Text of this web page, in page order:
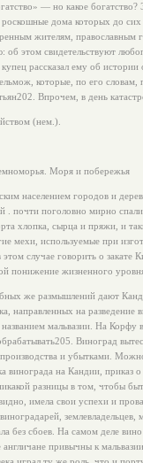
— но какое богатство?
дома которых до
жителям, православ­ным
этом свидетельствуют
расска­зал ему об
которые, по его
Впрочем, в день
(нем.).
Моря и побережья
населением городов и
. почти поголовно мирно
хлопка, сырца и пряжи, и
мехи, используемые при
случае говорить о закате
понижение жизненного
же размышлений дают
на­правленных на разведение
названием мальвазии. На
Виноград
и убытка­ми.
винограда на Кандии, приказ
разни­цы в том, чтобы
имела свои успехи и
землевладельцев,
без сбоев. На самом деле
привычны к